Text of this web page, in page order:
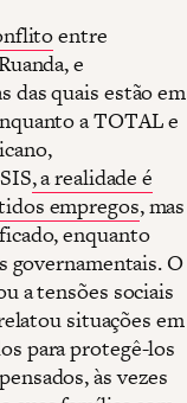
entre
e
das quais estão em
a TOTAL e
, a realidade é
empregos, mas
enquanto
governamentais. O
a tensões sociais
situações em
para protegê-los
às vezes